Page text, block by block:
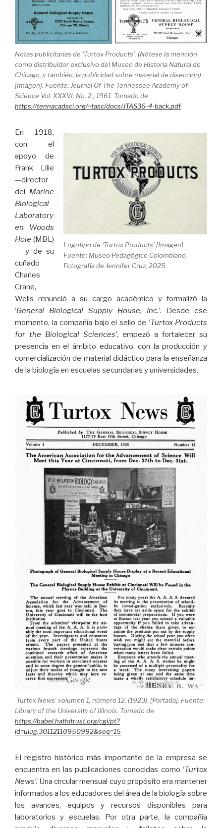
Notas publicitarias de ‘Turtox Products’. (Nótese la mención
como distribuidor exclusivo del Museo de Historia Natural de
Chicago, y también, la publicidad sobre material de disección).
[Imagen]. Fuente: Journal Of The Tennessee Academy of
Science Vol. XXXVI, No. 2., 1961. Tomado de
https://tennacadsci.org/~tasc/docs/JTAS36-4-back.pdf
Logotipo de ‘Turtox Products’ [Imagen].
Fuente: Museo Pedagógico Colombiano.
Fotografía de Jennifer Cruz, 2025.
En 1918,
con el
apoyo de
Frank Lilie
—director
del Marine
Biological
Laboratory
en Woods
Hole (MBL)
— y de su
cuñado
Charles
Crane,
Wells renunció a su cargo académico y formalizó la
‘General Biological Supply House, Inc.’. Desde ese
momento, la compañía bajo el sello de ‘Turtox Products
for the Biological Sciences’, empezó a fortalecer su
presencia en el ámbito educativo, con la producción y
comercialización de material didáctico para la enseñanza
de la biología en escuelas secundarias y universidades.
‘Turtox News’ volumen 1, número 12. (1923). [Portada]. Fuente:
Library of the University of Illinois. Tomado de
https://babel.hathitrust.org/cgi/pt?
id=uiug.30112110950992&seq=15
El registro histórico más importante de la empresa se
encuentra en las publicaciones conocidas como ‘Turtox
News’. Una circular mensual cuyo propósito era mantener
informados a los educadores del área de la biología sobre
los avances, equipos y recursos disponibles para
laboratorios y escuelas. Por otra parte, la compañía